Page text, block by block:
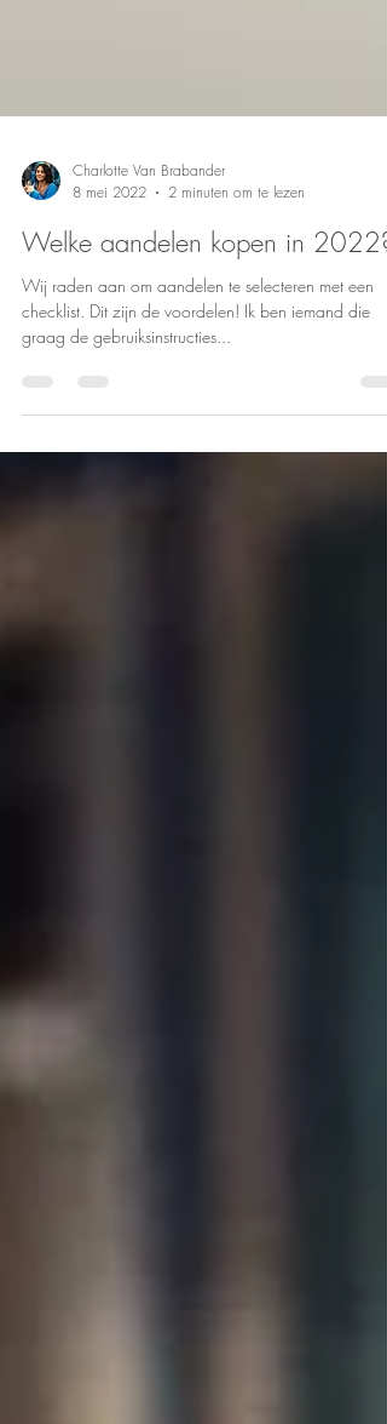
Charlotte Van Brabander
8 mei 2022
2 minuten om te lezen
Welke aandelen kopen in 2022?
Wij raden aan om aandelen te selecteren met een
checklist. Dit zijn de voordelen! Ik ben iemand die